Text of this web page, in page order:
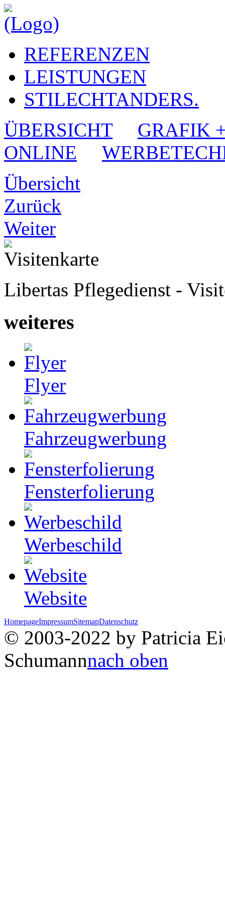
REFERENZEN
LEISTUNGEN
STILECHTANDERS.
ÜBERSICHT
GRAFIK
ONLINE
Übersicht
Zurück
Weiter
Libertas Pflegedienst -
weiteres
Flyer
Fahrzeugwerbung
Fensterfolierung
Werbeschild
Website
HomepageImpressumSitemapDatenschutz
© 2003-2022 by Patricia
Schumannnach oben